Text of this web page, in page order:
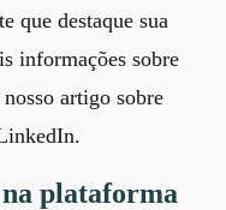
que destaque sua
informações sobre
artigo sobre
.
na plataforma